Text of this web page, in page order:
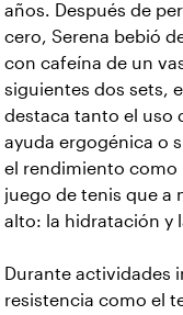
años. Después de
cero, Serena bebió
con cafeína de un
siguientes dos sets,
destaca tanto el uso
ayuda ergogénica o
el rendimiento como
juego de tenis que a
alto: la hidratación y
Durante actividades
resistencia como el